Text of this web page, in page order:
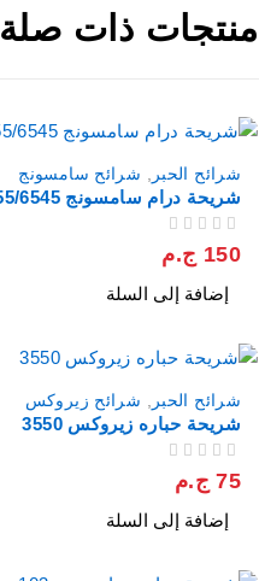
منتجات ذات صلة
شرائح الحبر شرائح سامسونج
شريحة درام سامسونج 6555/6545
150 ج.م
إضافة إلى السلة
شرائح الحبر شرائح زيروكس
شريحة حباره زيروكس 3550
75 ج.م
إضافة إلى السلة